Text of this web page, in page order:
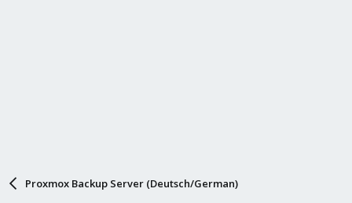
Proxmox Backup Server (Deutsch/German)